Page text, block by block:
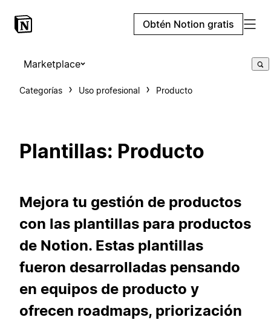
Obtén Notion gratis
Marketplace
Categorías Uso profesional Producto
Plantillas: Producto
Mejora tu gestión de productos
con las plantillas para productos
de Notion. Estas plantillas
fueron desarrolladas pensando
en equipos de producto y
ofrecen roadmaps, priorización